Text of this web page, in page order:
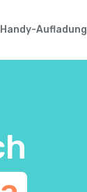
Handy-Aufladung